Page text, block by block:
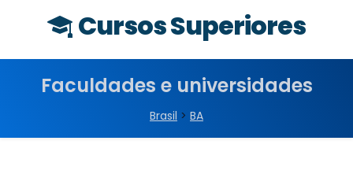
Cursos Superiores
Faculdades e universidades
Brasil > BA